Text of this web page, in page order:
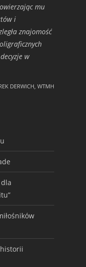
mu
i
znajomość
w
DERWICH, WTMH